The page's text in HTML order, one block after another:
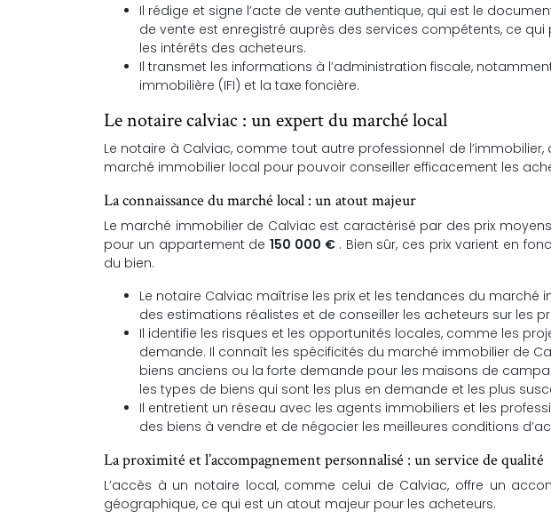
Il rédige et signe l’acte de vente authentique, qui est le
de vente est enregistré auprès des services compétents, ce
les intérêts des acheteurs.
Il transmet les informations à l’administration fiscale,
immobilière (IFI) et la taxe foncière.
Le notaire calviac : un expert du marché local
Le notaire à Calviac, comme tout autre professionnel de
marché immobilier local pour pouvoir conseiller efficacement les
La connaissance du marché local : un atout majeur
Le marché immobilier de Calviac est caractérisé par des prix
pour un appartement de150 000 € . Bien sûr, ces prix varient en
du bien.
Le notaire Calviac maîtrise les prix et les tendances du marché
des estimations réalistes et de conseiller les acheteurs sur les
Il identifie les risques et les opportunités locales, comme les
demande. Il connaît les spécificités du marché immobilier de
biens anciens ou la forte demande pour les maisons de
les types de biens qui sont les plus en demande et les plus
Il entretient un réseau avec les agents immobiliers et les
des biens à vendre et de négocier les meilleures conditions
La proximité et l’accompagnement personnalisé : un service de qualité
L’accès à un notaire local, comme celui de Calviac, offre un
géographique, ce qui est un atout majeur pour les acheteurs.